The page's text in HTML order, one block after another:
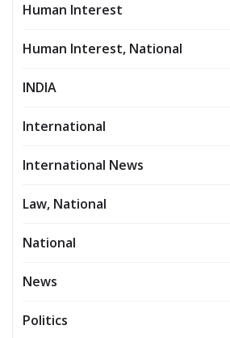
Human Interest
Human Interest, National
INDIA
International
International News
Law, National
National
News
Politics